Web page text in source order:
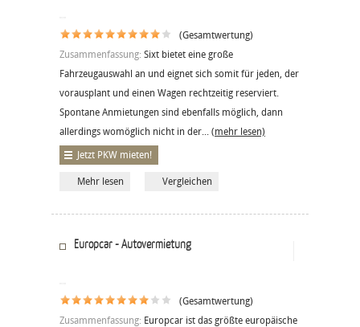
(Gesamtwertung)
Zusammenfassung: Sixt bietet eine große
Fahrzeugauswahl an und eignet sich somit für jeden, der
vorausplant und einen Wagen rechtzeitig reserviert.
Spontane Anmietungen sind ebenfalls möglich, dann
allerdings womöglich nicht in der... (mehr lesen)
Jetzt PKW mieten!
Mehr lesen Vergleichen
Europcar - Autovermietung
(Gesamtwertung)
Zusammenfassung: Europcar ist das größte europäische